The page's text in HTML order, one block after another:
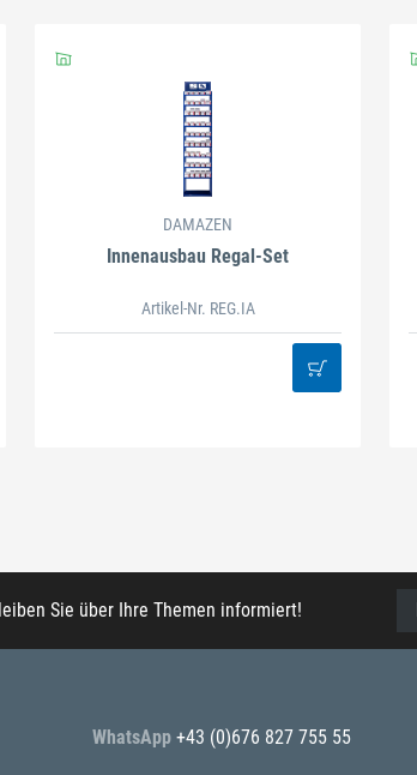
DAMAZEN
Innenausbau Regal-Set
Artikel-Nr. REG.IA
Sie über Ihre Themen informiert!
WhatsApp +43 (0)676 827 755 55